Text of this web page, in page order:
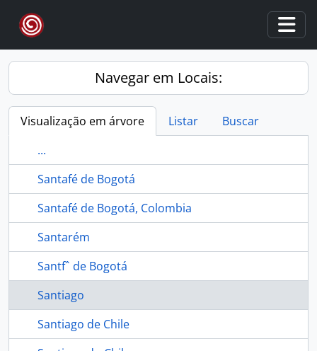
Skip to main content
Navegar em Locais:
Visualização em árvore Listar
Buscar
...
Santafé de Bogotá
Santafé de Bogotá, Colombia
Santarém
Santfˆ de Bogotá
Santiago
Santiago de Chile